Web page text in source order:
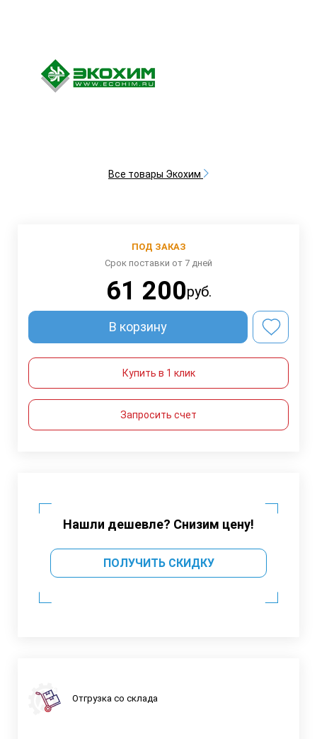
Все товары Экохим
ПОД ЗАКАЗ
Срок поставки от 7 дней
61 200руб.
В корзину
Купить в 1 клик
Запросить счет
Нашли дешевле? Снизим цену!
ПОЛУЧИТЬ СКИДКУ
Отгрузка со склада